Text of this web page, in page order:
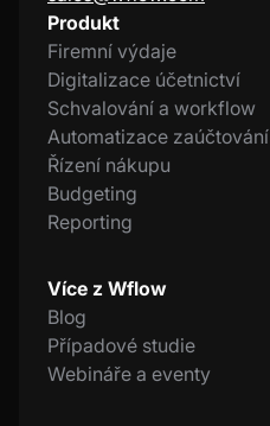
Produkt
Firemní výdaje
Digitalizace účetnictví
Schvalování a workflow
Automatizace zaúčtování
Řízení nákupu
Budgeting
Reporting
Více z Wflow
Blog
Případové studie
Webináře a eventy